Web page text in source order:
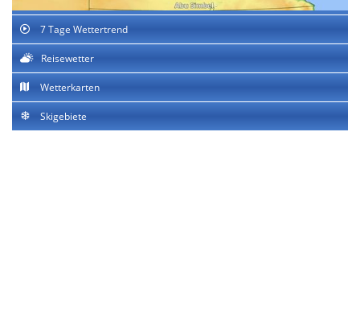
7 Tage Wettertrend
Reisewetter
Wetterkarten
Skigebiete